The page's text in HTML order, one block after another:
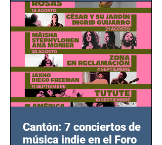
bélicos.
Cantón: 7 conciertos de
música indie en el Foro